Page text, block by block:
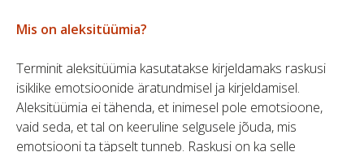
Mis on aleksitüümia?
Terminit aleksitüümia kasutatakse kirjeldamaks raskusi
isiklike emotsioonide äratundmisel ja kirjeldamisel.
Aleksitüümia ei tähenda, et inimesel pole emotsioone,
vaid seda, et tal on keeruline selgusele jõuda, mis
emotsiooni ta täpselt tunneb. Raskusi on ka selle